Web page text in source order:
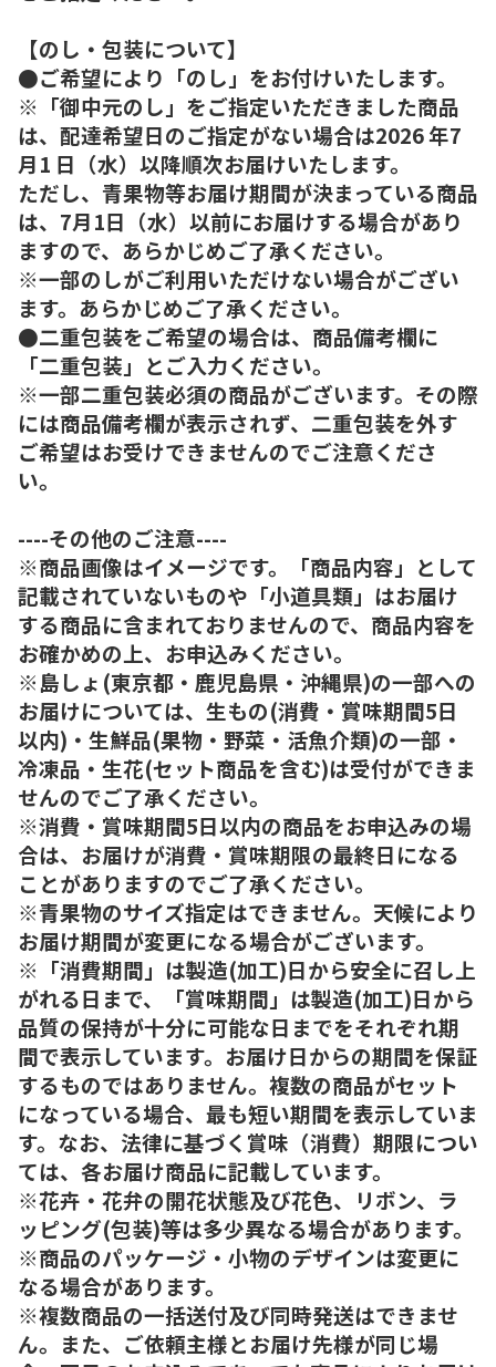
【のし・包装について】
●ご希望により「のし」をお付けいたします。
※「御中元のし」をご指定いただきました商品
は、配達希望日のご指定がない場合は2026 年7
月1 日（水）以降順次お届けいたします。
ただし、青果物等お届け期間が決まっている商品
は、7月1日（水）以前にお届けする場合があり
ますので、あらかじめご了承ください。
※一部のしがご利用いただけない場合がござい
ます。あらかじめご了承ください。
●二重包装をご希望の場合は、商品備考欄に
「二重包装」とご入力ください。
※一部二重包装必須の商品がございます。その際
には商品備考欄が表示されず、二重包装を外す
ご希望はお受けできませんのでご注意くださ
い。
----その他のご注意----
※商品画像はイメージです。「商品内容」として
記載されていないものや「小道具類」はお届け
する商品に含まれておりませんので、商品内容を
お確かめの上、お申込みください。
※島しょ(東京都・鹿児島県・沖縄県)の一部への
お届けについては、生もの(消費・賞味期間5日
以内)・生鮮品(果物・野菜・活魚介類)の一部・
冷凍品・生花(セット商品を含む)は受付ができま
せんのでご了承ください。
※消費・賞味期間5日以内の商品をお申込みの場
合は、お届けが消費・賞味期限の最終日になる
ことがありますのでご了承ください。
※青果物のサイズ指定はできません。天候により
お届け期間が変更になる場合がございます。
※「消費期間」は製造(加工)日から安全に召し上
がれる日まで、「賞味期間」は製造(加工)日から
品質の保持が十分に可能な日までをそれぞれ期
間で表示しています。お届け日からの期間を保証
するものではありません。複数の商品がセット
になっている場合、最も短い期間を表示していま
す。なお、法律に基づく賞味（消費）期限につい
ては、各お届け商品に記載しています。
※花卉・花弁の開花状態及び花色、リボン、ラ
ッピング(包装)等は多少異なる場合があります。
※商品のパッケージ・小物のデザインは変更に
なる場合があります。
※複数商品の一括送付及び同時発送はできませ
ん。また、ご依頼主様とお届け先様が同じ場